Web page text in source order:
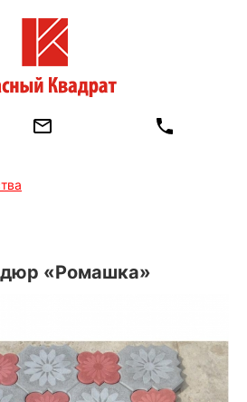
«Ромашка»